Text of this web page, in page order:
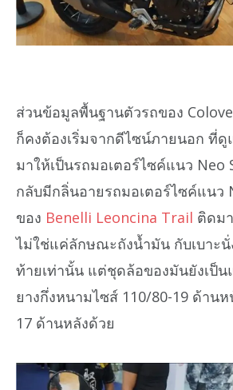
ส่วนข้อมูลพื้นฐานตัวรถของ
ก็คงต้องเริ่มจากดีไซน์ภายนอก ที่
มาให้เป็นรถมอเตอร์ไซค์แนว Neo
กลับมีกลิ่นอายรถมอเตอร์ไซค์แนว
ของ Benelli Leoncina Trail ติดม
ไม่ใช่แค่ลักษณะถังน้ำมัน กับเบาะ
ท้ายเท่านั้น แต่ชุดล้อของมันยังเป็
ยางกึ่งหนามไซส์ 110/80-19 ด้าน
17 ด้านหลังด้วย